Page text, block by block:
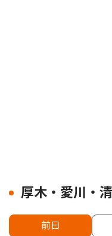
厚木・愛川・
前日